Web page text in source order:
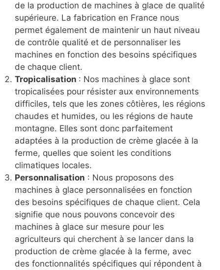
de la production de machines à glace de qualité
supérieure. La fabrication en France nous
permet également de maintenir un haut niveau
de contrôle qualité et de personnaliser les
machines en fonction des besoins spécifiques
de chaque client.
Tropicalisation : Nos machines à glace sont
tropicalisées pour résister aux environnements
difficiles, tels que les zones côtières, les régions
chaudes et humides, ou les régions de haute
montagne. Elles sont donc parfaitement
adaptées à la production de crème glacée à la
ferme, quelles que soient les conditions
climatiques locales.
Personnalisation : Nous proposons des
machines à glace personnalisées en fonction
des besoins spécifiques de chaque client. Cela
signifie que nous pouvons concevoir des
machines à glace sur mesure pour les
agriculteurs qui cherchent à se lancer dans la
production de crème glacée à la ferme, avec
des fonctionnalités spécifiques qui répondent à